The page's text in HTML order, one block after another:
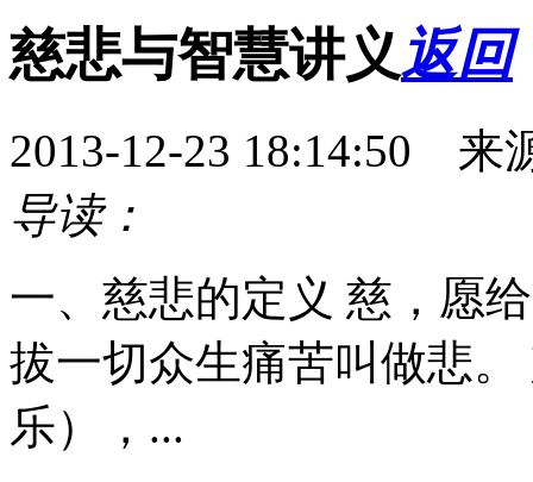
慈悲与智慧讲义返回
2013-12-23 18:14:50
导读：
一、慈悲的定义 慈，愿
拔一切众生痛苦叫做悲
乐），...